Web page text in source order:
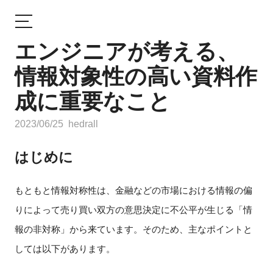
エンジニアが考える、
情報対象性の高い資料作
成に重要なこと
2023/06/25 hedrall
はじめに
もともと情報対称性は、金融などの市場における情報の偏
りによって売り買い双方の意思決定に不公平が生じる「情
報の非対称」から来ています。そのため、主なポイントと
しては以下があります。